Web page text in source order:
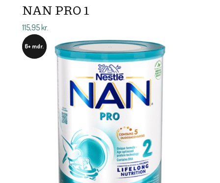
NAN PRO 1
115,95 kr.
6+ mdr.